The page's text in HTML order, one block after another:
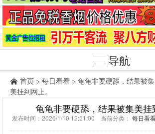
导航
首页 > 每日看看 > 龟龟非要硬舔，结果被集
美挂到网上。
龟龟非要硬舔，结果被集美挂
发布时间：2026/1/10 12:51:00 当前分类： 每日看